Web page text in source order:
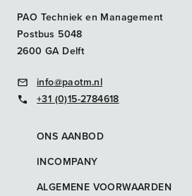
PAO Techniek en Management
Postbus 5048
2600 GA Delft
info@paotm.nl
+31 (0)15-2784618
ONS AANBOD
INCOMPANY
ALGEMENE VOORWAARDEN